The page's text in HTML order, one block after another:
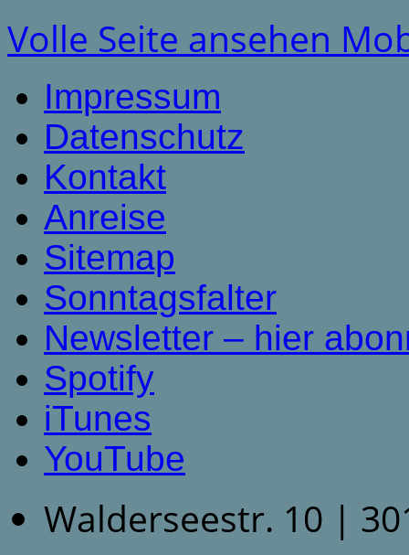
Volle Seite ansehen
Impressum
Datenschutz
Kontakt
Anreise
Sitemap
Sonntagsfalter
Newsletter – hier
Spotify
iTunes
YouTube
Walderseestr. 10 |